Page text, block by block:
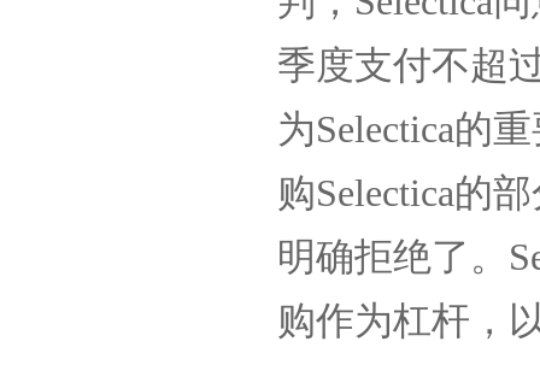
季度支付不超
为Selectica的
购Selectica的
明确拒绝了。
购作为杠杆，